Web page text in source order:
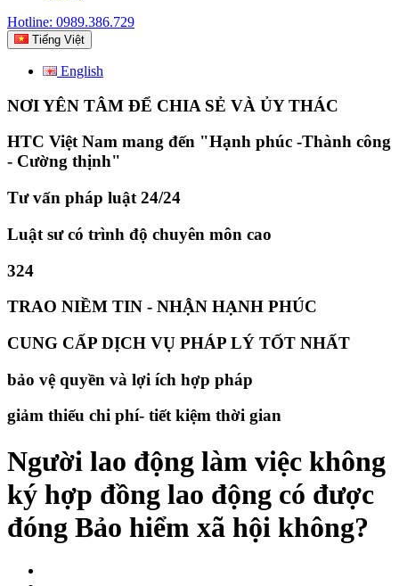
Hotline: 0989.386.729
Tiếng Việt
English
NƠI YÊN TÂM ĐỂ CHIA SẺ VÀ ỦY THÁC
HTC Việt Nam mang đến "Hạnh phúc -Thành công
- Cường thịnh"
Tư vấn pháp luật 24/24
Luật sư có trình độ chuyên môn cao
324
TRAO NIỀM TIN - NHẬN HẠNH PHÚC
CUNG CẤP DỊCH VỤ PHÁP LÝ TỐT NHẤT
bảo vệ quyền và lợi ích hợp pháp
giảm thiếu chi phí- tiết kiệm thời gian
Người lao động làm việc không
ký hợp đồng lao động có được
đóng Bảo hiểm xã hội không?